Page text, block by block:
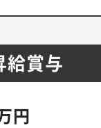
給賞与
円